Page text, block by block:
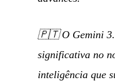
🇵🇹O Gemini
significativa no
inteligência que